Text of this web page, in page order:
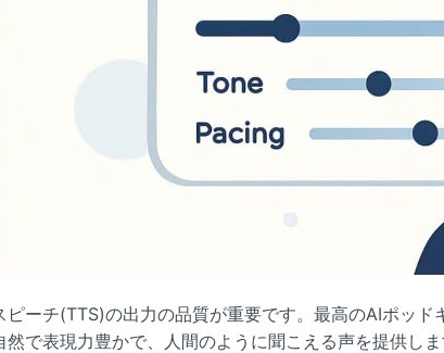
ピーチ(TTS)の出力の品質が重要です。最高のAIポッ
で表現力豊かで、人間のように聞こえる声を提供しま